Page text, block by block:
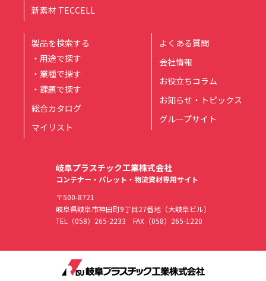
新素材 TECCELL
製品を検索する
・用途で探す
・業種で探す
・課題で探す
総合カタログ
マイリスト
よくある質問
会社情報
お役立ちコラム
お知らせ・トピックス
グループサイト
岐阜プラスチック工業株式会社
コンテナー・パレット・物流資材専用サイト
〒500-8721
岐阜県岐阜市神田町9丁目27番地（大岐阜ビル）
TEL
（058）265-2233 FAX（058）265-1220